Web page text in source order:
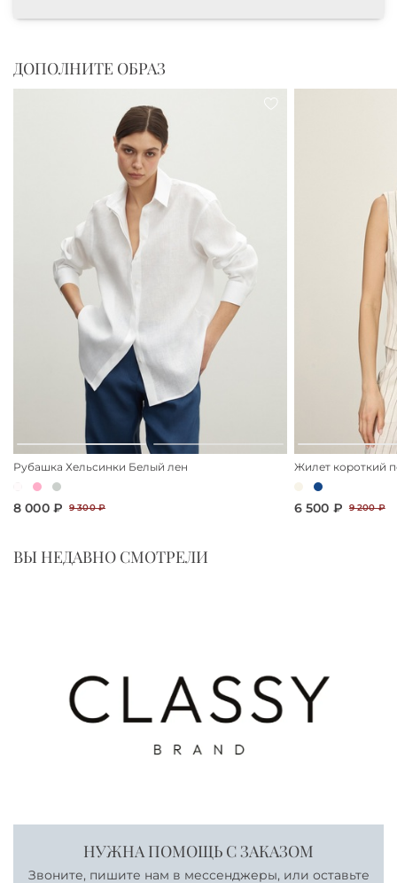
ДОПОЛНИТЕ ОБРАЗ
Рубашка Хельсинки Белый лен
8 000 ₽ 9 300 ₽
Жилет короткий
6 500 ₽ 9 200 ₽
ВЫ НЕДАВНО СМОТРЕЛИ
НУЖНА ПОМОЩЬ С ЗАКАЗОМ
Звоните, пишите нам в мессенджеры, или оставьте